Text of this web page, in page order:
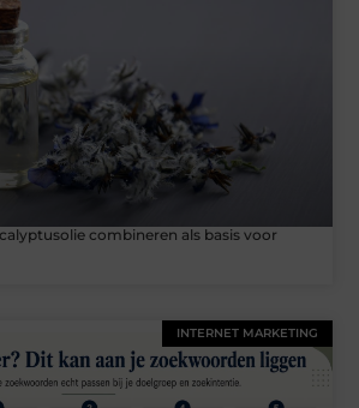
combineren als basis voor
INTERNET MARKETING